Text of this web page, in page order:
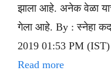
झाला आहे. अनेक वेळा
गेला आहे. By : स्नेहा
2019 01:53 PM
Read more